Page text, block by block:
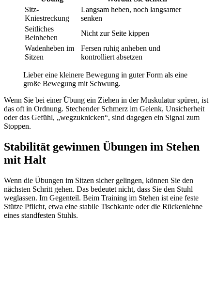
Sitz-
Kniestreckung
Langsam heben, noch langsamer
senken
Seitliches
Beinheben
Nicht zur Seite kippen
Wadenheben im
Sitzen
Fersen ruhig anheben und
kontrolliert absetzen
Lieber eine kleinere Bewegung in guter Form als eine
große Bewegung mit Schwung.
Wenn Sie bei einer Übung ein Ziehen in der Muskulatur spüren, ist
das oft in Ordnung. Stechender Schmerz im Gelenk, Unsicherheit
oder das Gefühl, „wegzuknicken“, sind dagegen ein Signal zum
Stoppen.
Stabilität gewinnen Übungen im Stehen
mit Halt
Wenn die Übungen im Sitzen sicher gelingen, können Sie den
nächsten Schritt gehen. Das bedeutet nicht, dass Sie den Stuhl
weglassen. Im Gegenteil. Beim Training im Stehen ist eine feste
Stütze Pflicht, etwa eine stabile Tischkante oder die Rückenlehne
eines standfesten Stuhls.